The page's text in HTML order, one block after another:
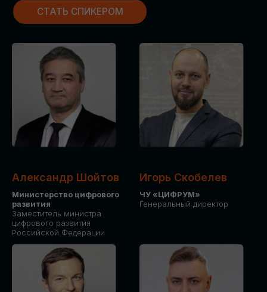
Александр Шойтов
Министерство цифрового
развития
Заместитель министра
цифрового развития
Российской Федерации
Игорь Скобелев
ЧУ «ЦИФРУМ»
Генеральный директор